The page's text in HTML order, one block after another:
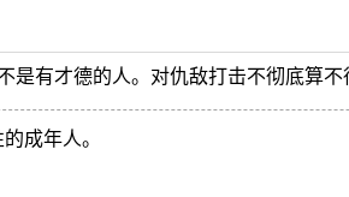
是有才德的人。对仇敌打击不彻底算
成年人。